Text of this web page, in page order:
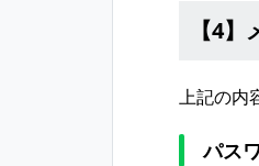
【4
上記の内
パス